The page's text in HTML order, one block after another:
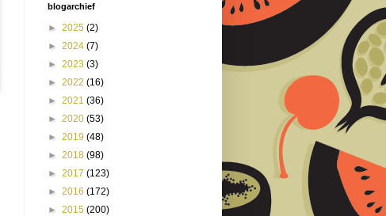
blogarchief
► 2025 (2)
► 2024 (7)
► 2023 (3)
► 2022 (16)
► 2021 (36)
► 2020 (53)
► 2019 (48)
► 2018 (98)
► 2017 (123)
► 2016 (172)
► 2015 (200)